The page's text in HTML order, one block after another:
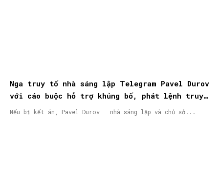
Nga truy tố nhà sáng lập Telegram Pavel Durov
với cáo buộc hỗ trợ khủng bố, phát lệnh truy
nã quốc tế
Nếu bị kết án, Pavel Durov – nhà sáng lập và chủ sở...